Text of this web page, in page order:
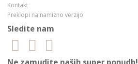
Kontakt
Preklopi na namizno verzijo
Sledite nam